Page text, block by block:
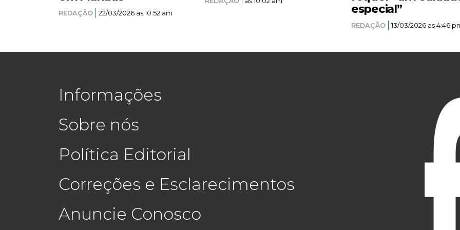
REDAÇÃO 22/03/2026 as 10:52 am
especial”
REDAÇÃO 13/03/2026 as 4:46
Informações
Sobre nós
Política Editorial
Correções e Esclarecimentos
Anuncie Conosco